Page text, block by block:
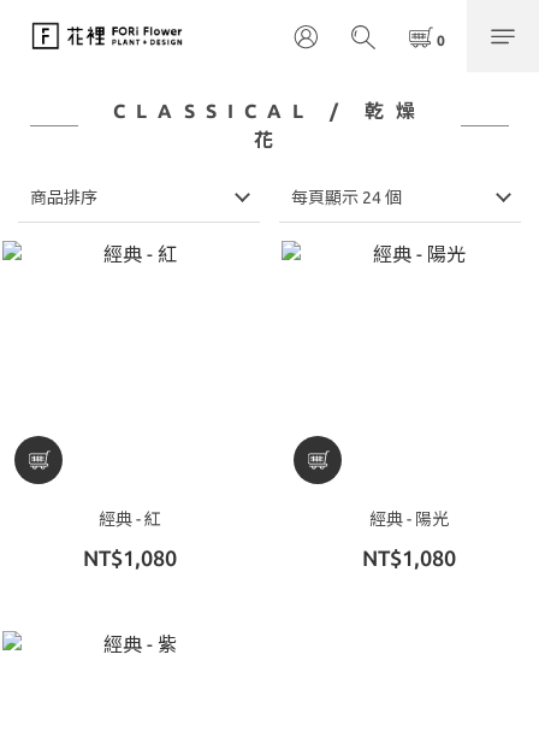
CLASSICAL / 乾燥
花
商品排序 每頁顯示 24 個
經典 - 紅
NT$1,080
經典 - 陽光
NT$1,080